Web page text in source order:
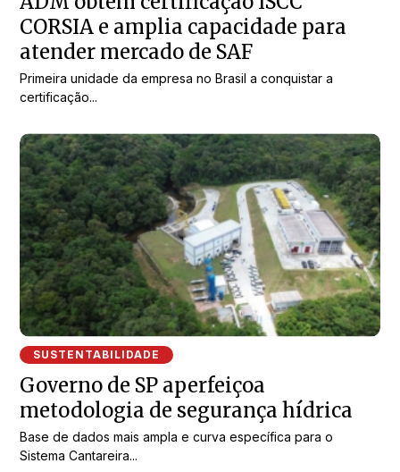
CORSIA e amplia capacidade para
atender mercado de SAF
Primeira unidade da empresa no Brasil a conquistar a
certificação...
SUSTENTABILIDADE
Governo de SP aperfeiçoa
metodologia de segurança hídrica
Base de dados mais ampla e curva específica para o
Sistema Cantareira...